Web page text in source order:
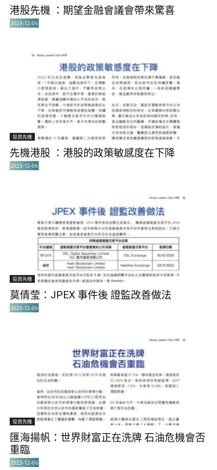
港股先機 ：期望金融會議會帶來驚喜
2023-12-06
投資先機
先機港股 ：港股的政策敏感度在下降
2023-12-06
投資先機
莫倩莹：JPEX 事件後 證監改善做法
2023-12-06
投資先機
匯海揚帆：世界財富正在洗牌 石油危機會否
重臨
2023-12-06